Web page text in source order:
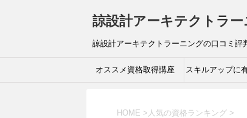
諒設計アーキテクトラ
諒設計アーキテクトラーニングの口コミ評
オススメ資格取得講座 スキルアップに
HOME > 人気の資格ランキング >